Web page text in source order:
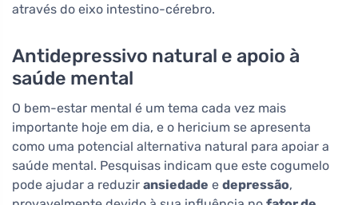
através do eixo intestino-cérebro.
Antidepressivo natural e apoio à
saúde mental
O bem-estar mental é um tema cada vez mais
importante hoje em dia, e o hericium se apresenta
como uma potencial alternativa natural para apoiar a
saúde mental. Pesquisas indicam que este cogumelo
pode ajudar a reduzir ansiedade e depressão,